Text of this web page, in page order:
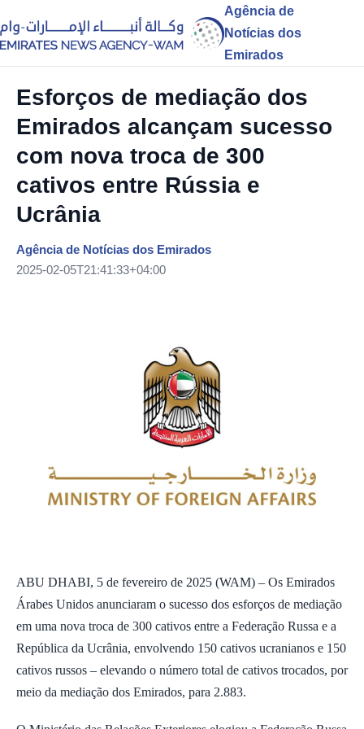
Agência de
Notícias dos
Emirados
Esforços de mediação dos
Emirados alcançam sucesso
com nova troca de 300
cativos entre Rússia e
Ucrânia
Agência de Notícias dos Emirados
2025-02-05T21:41:33+04:00
ABU DHABI, 5 de fevereiro de 2025 (WAM) – Os Emirados
Árabes Unidos anunciaram o sucesso dos esforços de mediação
em uma nova troca de 300 cativos entre a Federação Russa e a
República da Ucrânia, envolvendo 150 cativos ucranianos e 150
cativos russos – elevando o número total de cativos trocados, por
meio da mediação dos Emirados, para 2.883.